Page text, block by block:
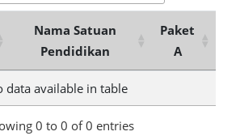
Nama Satuan
Pendidikan
Paket
A
data available in table
0 to 0 of 0 entries